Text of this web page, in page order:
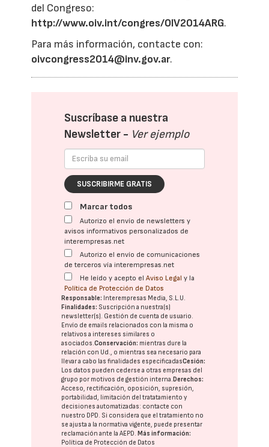
del Congreso:
http://www.oiv.int/congres/OIV2014ARG.
Para más información, contacte con:
oivcongress2014@inv.gov.ar.
Suscríbase a nuestra
Newsletter - Ver ejemplo
SUSCRIBIRME GRATIS
Marcar todos
Autorizo el envío de newsletters y
avisos informativos personalizados de
interempresas.net
Autorizo el envío de comunicaciones
de terceros vía interempresas.net
He leído y acepto elAviso Legal y la
Política de Protección de Datos
Responsable: Interempresas Media, S.L.U.
Finalidades: Suscripción a nuestra(s)
newsletter(s). Gestión de cuenta de usuario.
Envío de emails relacionados con la misma o
relativos a intereses similares o
asociados.Conservación: mientras dure la
relación con Ud., o mientras sea necesario para
llevar a cabo las finalidades especificadasCesión:
Los datos pueden cederse a otras empresas del
grupo por motivos de gestión interna.Derechos:
Acceso, rectificación, oposición, supresión,
portabilidad, limitación del tratatamiento y
decisiones automatizadas: contacte con
nuestro DPD. Si considera que el tratamiento no
se ajusta a la normativa vigente, puede presentar
reclamación ante laAEPD.Más información:
Política de Protección de Datos